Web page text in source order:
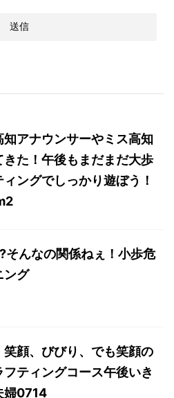
知アナウンサーやミス高知
きた！午後もまだまだ大歩
ングでしっかり遊ぼう！
んなの関係ねぇ！小歩危
ング
笑顔、びびり、でも笑顔の
フティングコース午後いき
婦0714